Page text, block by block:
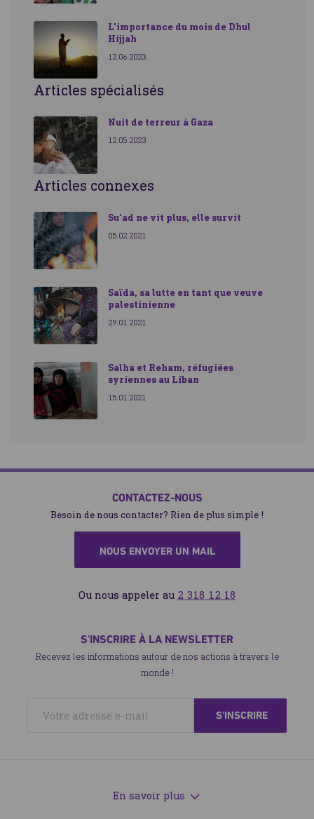
Ensemble, rendons le monde meilleur
L'importance du mois de Dhul
Hijjah
12.06.2023
Articles spécialisés
Nuit de terreur à Gaza
12.05.2023
Articles connexes
Su'ad ne vit plus, elle survit
05.02.2021
Saïda, sa lutte en tant que veuve
palestinienne
29.01.2021
Salha et Reham, réfugiées
syriennes au Liban
15.01.2021
CONTACTEZ-NOUS
Besoin de nous contacter? Rien de plus simple !
NOUS ENVOYER UN MAIL
Ou nous appeler au 2 318 12 18
S'INSCRIRE À LA NEWSLETTER
Recevez les informations autour de nos actions à travers le
monde !
En savoir plus